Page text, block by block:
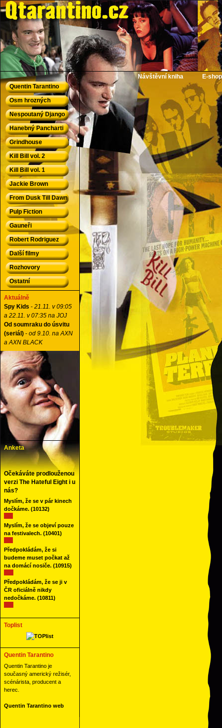
QTarantino.cz - Quentin Tarantino
Návštěvní kniha
E-shop
Quentin Tarantino
Osm hrozných
Nespoutaný Django
Hanebný Pancharti
Grindhouse
Kill Bill vol. 2
Kill Bill vol. 1
Jackie Brown
From Dusk Till Dawn
Pulp Fiction
Gauneři
Robert Rodriguez
Další filmy
Rozhovory
Ostatní
Aktuálně
Spy Kids - 21.11. v 09:05
a 22.11. v 07:35 na JOJ
Od soumraku do úsvitu
(seriál) - od 9.10. na AXN
a AXN BLACK
Anketa
Očekáváte prodlouženou
verzi The Hateful Eight i u
nás?
Myslím, že se v pár kinech
dočkáme. (10132)
Myslím, že se objeví pouze
na festivalech. (10401)
Předpokládám, že si
budeme muset počkat až
na domácí nosiče. (10915)
Předpokládám, že se ji v
ČR oficiálně nikdy
nedočkáme. (10811)
Toplist
Quentin Tarantino
Quentin Tarantino je
současný americký režisér,
scénárista, producent a
herec.
Quentin Tarantino web